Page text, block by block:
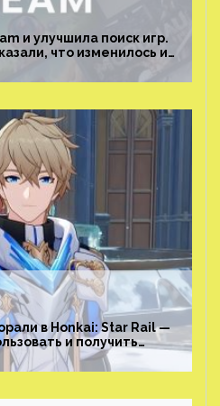
и улучшила поиск игр.
что изменилось и
в Honkai: Star Rail —
и получить